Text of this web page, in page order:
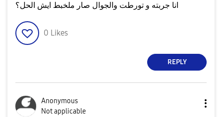
انا جربته و تورطت والجوال صار ملخبط ايش الحل؟
0 Likes
REPLY
Anonymous
Not applicable